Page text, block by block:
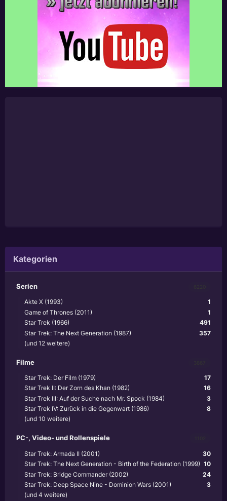
Kategorien
Serien
1
Akte X (1993)
1
Game of Thrones (2011)
491
Star Trek (1966)
357
Star Trek: The Next Generation (1987)
(und 12 weitere)
Filme
17
Star Trek: Der Film (1979)
16
Star Trek II: Der Zorn des Khan (1982)
3
Star Trek III: Auf der Suche nach Mr. Spock (1984)
8
Star Trek IV: Zurück in die Gegenwart (1986)
(und 10 weitere)
PC-, Video- und Rollenspiele
30
Star Trek: Armada II (2001)
10
Star Trek: The Next Generation - Birth of the Federation (1999)
24
Star Trek: Bridge Commander (2002)
3
Star Trek: Deep Space Nine - Dominion Wars (2001)
(und 4 weitere)